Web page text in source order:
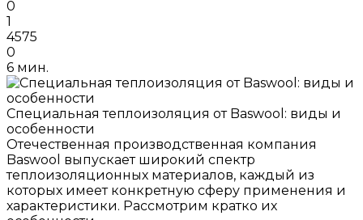
0
1
4575
0
6 мин.
Специальная теплоизоляция от Baswool: виды и
особенности
Отечественная производственная компания
Baswool выпускает широкий спектр
теплоизоляционных материалов, каждый из
которых имеет конкретную сферу применения и
характеристики. Рассмотрим кратко их